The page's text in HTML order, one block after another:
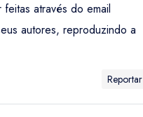
através do email
autores, reproduzindo a
Reportar